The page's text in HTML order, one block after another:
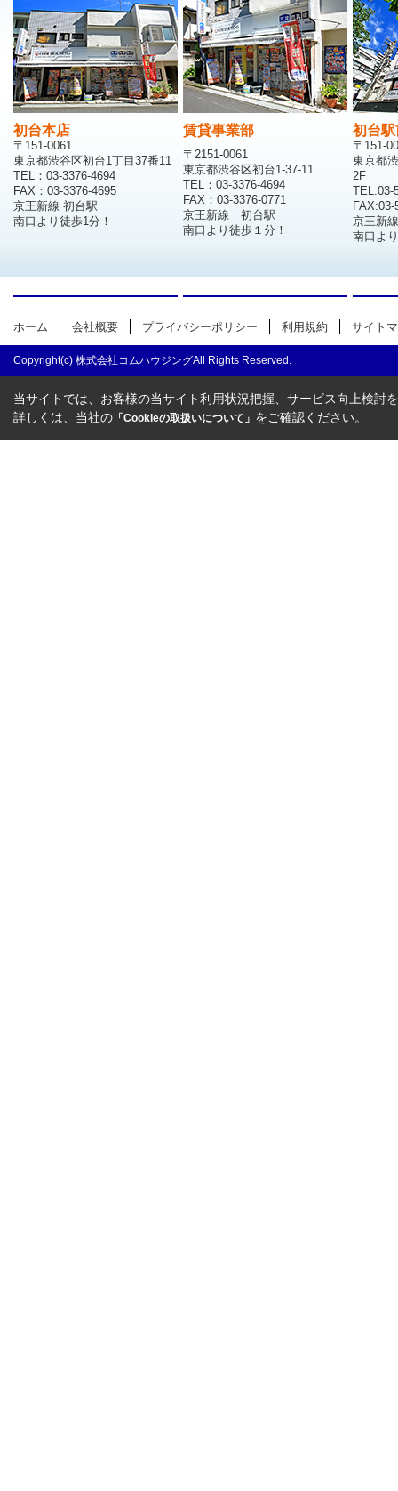
初台本店
〒151-0061
東京都渋谷区初台1丁目37番11
TEL：03-3376-4694
FAX：03-3376-4695
京王新線 初台駅
南口より徒歩1分！
賃貸事業部
〒2151-0061
東京都渋谷区初台1-37-11
TEL：03-3376-4694
FAX：03-3376-0771
京王新線 初台駅
南口より徒歩１分！
初台
〒151-
東京都
2F
TEL:03-
FAX:03-
京王新
南口よ
ホーム 会社概要 プライバシーポリシー 利用規約 サイト
Copyright(c) 株式会社コムハウジングAll Rights Reserved.
当サイトでは、お客様の当サイト利用状況把握、サービス向上検討
詳しくは、当社の 「Cookieの取扱いについて」 をご確認ください。